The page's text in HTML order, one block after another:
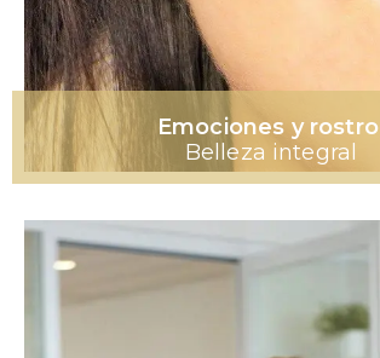
Emociones y rostro
Belleza integral